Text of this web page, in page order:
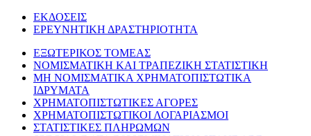
ΕΚΔΟΣΕΙΣ
ΕΡΕΥΝΗΤΙΚΗ ΔΡΑΣΤΗΡΙΟΤΗΤΑ
ΕΞΩΤΕΡΙΚΟΣ ΤΟΜΕΑΣ
ΝΟΜΙΣΜΑΤΙΚΗ ΚΑΙ ΤΡΑΠΕΖΙΚΗ ΣΤΑΤΙΣΤΙΚΗ
ΜΗ ΝΟΜΙΣΜΑΤΙΚΑ ΧΡΗΜΑΤΟΠΙΣΤΩΤΙΚΑ
ΙΔΡΥΜΑΤΑ
ΧΡΗΜΑΤΟΠΙΣΤΩΤΙΚΕΣ ΑΓΟΡΕΣ
ΧΡΗΜΑΤΟΠΙΣΤΩΤΙΚΟΙ ΛΟΓΑΡΙΑΣΜΟΙ
ΣΤΑΤΙΣΤΙΚΕΣ ΠΛΗΡΩΜΩΝ